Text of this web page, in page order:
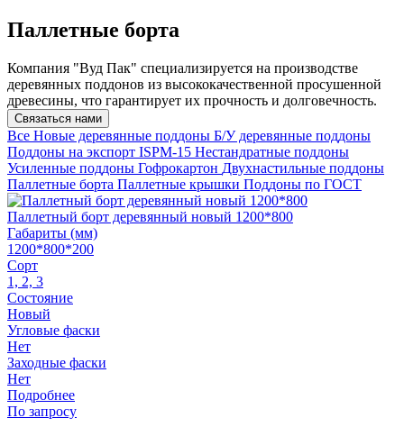
Паллетные борта
Компания "Вуд Пак" специализируется на производстве
деревянных поддонов из высококачественной просушенной
древесины, что гарантирует их прочность и долговечность.
Связаться нами
Все Новые деревянные поддоны Б/У деревянные поддоны
Поддоны на экспорт ISPM-15 Нестандратные поддоны
Усиленные поддоны Гофрокартон Двухнастильные поддоны
Паллетные борта Паллетные крышки Поддоны по ГОСТ
Паллетный борт деревянный новый 1200*800
Габариты (мм)
1200*800*200
Сорт
1, 2, 3
Состояние
Новый
Угловые фаски
Нет
Заходные фаски
Нет
Подробнее
По запросу